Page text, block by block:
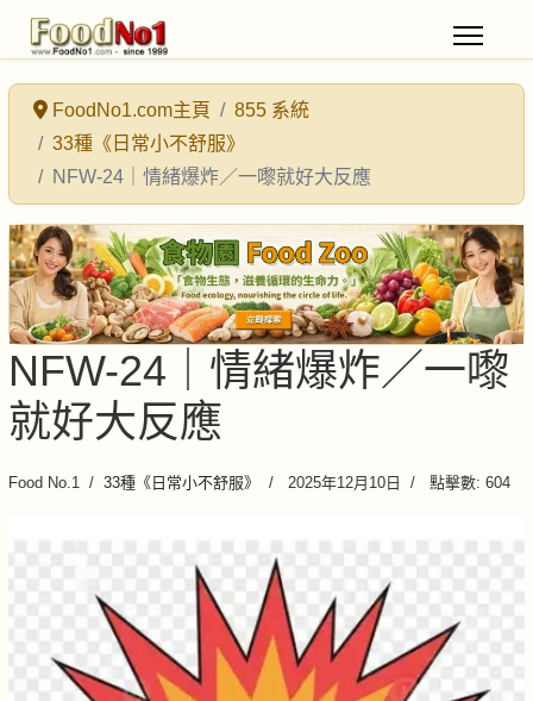
FoodNo1.com主頁
855 系統
33種《日常小不舒服》
NFW-24｜情緒爆炸／一嚟就好大反應
NFW-24｜情緒爆炸／一嚟
就好大反應
Food No.1 33種《日常小不舒服》 2025年12月10日 點擊數: 604